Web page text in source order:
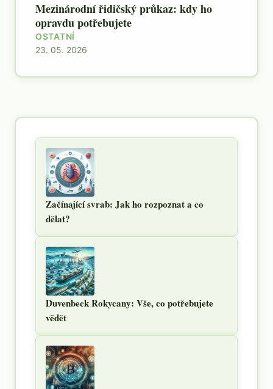
Mezinárodní řidičský průkaz: kdy ho
opravdu potřebujete
OSTATNÍ
23. 05. 2026
Začínající svrab: Jak ho rozpoznat a co
dělat?
Duvenbeck Rokycany: Vše, co potřebujete
vědět